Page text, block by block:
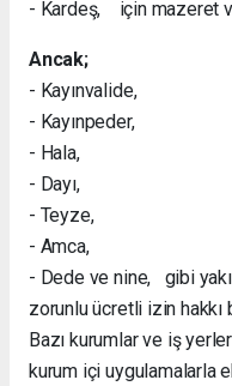
- Kardeş, için mazeret
Ancak;
- Kayınvalide,
- Kayınpeder,
- Hala,
- Dayı,
- Teyze,
- Amca,
- Dede ve nine, gibi
zorunlu ücretli izin hakkı
Bazı kurumlar ve iş
kurum içi uygulamalarla